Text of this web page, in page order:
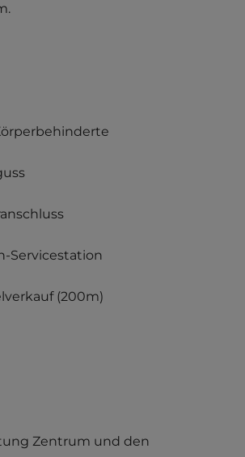
Servicestation
(200m)
Zentrum und den